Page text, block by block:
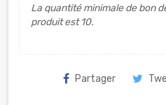
La quantité minimale de bon
produit est 10.
Partager